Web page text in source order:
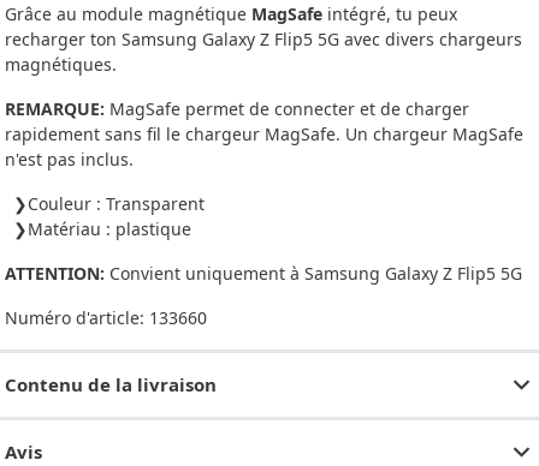
Grâce au module magnétique MagSafe intégré, tu peux
recharger ton Samsung Galaxy Z Flip5 5G avec divers chargeurs
magnétiques.
REMARQUE: MagSafe permet de connecter et de charger
rapidement sans fil le chargeur MagSafe. Un chargeur MagSafe
n'est pas inclus.
Couleur : Transparent
Matériau : plastique
ATTENTION: Convient uniquement à Samsung Galaxy Z Flip5 5G
Numéro d'article: 133660
Contenu de la livraison
Avis